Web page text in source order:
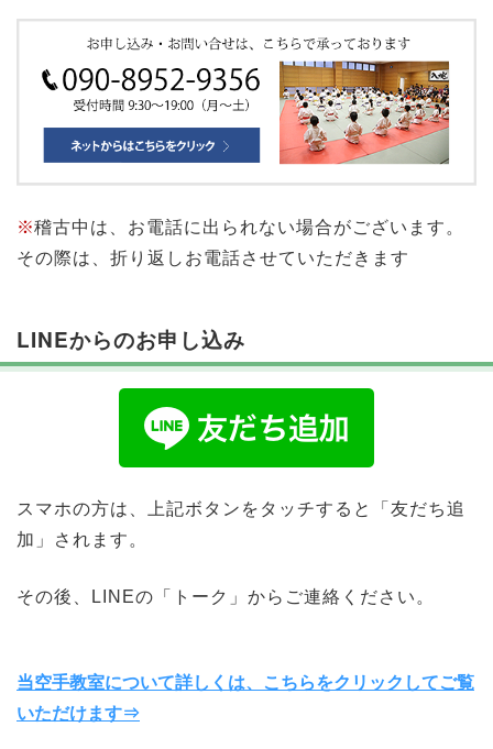
※稽古中は、お電話に出られない場合がございます。
その際は、折り返しお電話させていただきます
LINEからのお申し込み
スマホの方は、上記ボタンをタッチすると「友だち追
加」されます。
その後、LINEの「トーク」からご連絡ください。
当空手教室について詳しくは、こちらをクリックしてご覧
いただけます⇒